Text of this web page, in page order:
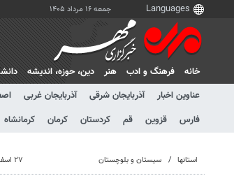
جمعه ۱۶ مرداد ۱۴۰۵
خانه فرهنگ و ادب هنر دين، حوزه، انديشه
عناوین اخبار
آذربایجان شرقی آذربایجان غربی
فارس
قزوین قم کردستان کرمان کرمانشاه
استانها سیستان و بلوچستان ۲۷ اسفند ۱۳۹۰، ۱۸:۲۰